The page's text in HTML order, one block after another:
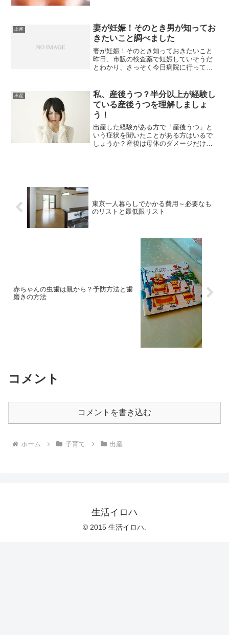
が想像しているよりもはるかに...
出産
妻が妊娠！そのとき男が知ってお
きたいこと調べました
妻が妊娠！そのとき知っておきたいこと
昨日、市販の検査薬で妊娠していそうだ
とわかり、さっそく今日病院に行ってき
ら夫として父親としてできることを自分
を整理するためにまとめよう...
出産
私、産後うつ？半分以上が経験し
ている産後うつを理解しましょ
う！
出産した経験がある方で「産後うつ」と
いう症状を聞いたことがある方はいるで
しょうか？産後は母体のダメージだけで
東京一人暮らしでかかる費用～必要なも
のリストと最低限リスト
赤ちゃんの虫歯は親から？予防方法と歯
磨きの方法
コメント
コメントを書き込む
ホーム 子育て 出産
生活イロハ
© 2015 生活イロハ.